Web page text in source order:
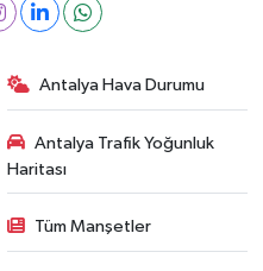
Antalya Hava Durumu
Antalya Trafik Yoğunluk
Haritası
Tüm Manşetler